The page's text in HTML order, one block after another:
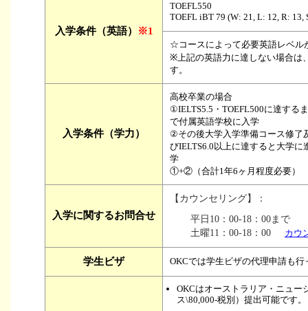
入学条件（英語） ※1
TOEFL550
TOEFL iBT 79 (W: 21, L: 12, R: 13,
☆コースによって必要英語レベル
※上記の英語力に達しない場合は
す。
入学条件（学力）
高校卒業の場合
①IELTS5.5・TOEFL500に達するま
で付属英語学校に入学
②その後大学入学準備コース修了
びIELTS6.0以上に達すると大学に
学
①+②（合計1年6ヶ月程度必要）
入学に関するお問合せ
【カウンセリング】：
平日10：00-18：00まで
土曜11：00-18：00
カウ
学生ビザ OKCでは学生ビザの代理申請も
OKCはオーストラリア・ニュー
ス\80,000-税別）提出可能です